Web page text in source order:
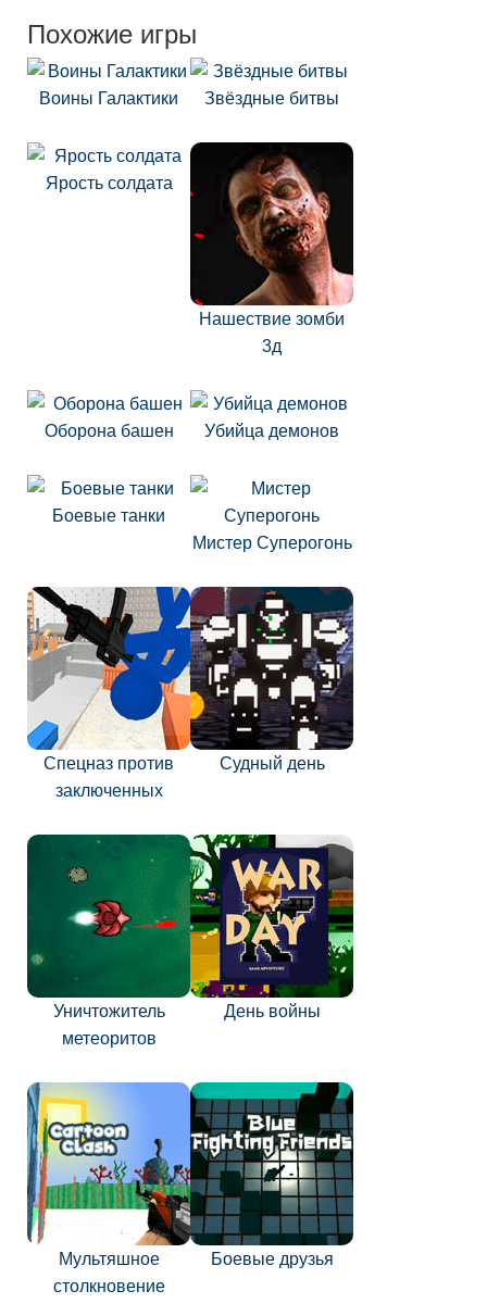
Похожие игры
Воины Галактики Звёздные битвы
Ярость солдата
Нашествие зомби
3д
Оборона башен Убийца демонов
Боевые танки
Мистер Суперогонь
Спецназ против
заключенных
Судный день
Уничтожитель
метеоритов
День войны
Мультяшное
столкновение
Боевые друзья